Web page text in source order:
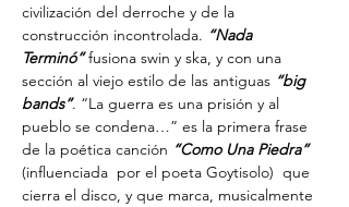
civilización del derroche y de la
construcción incontrolada. “Nada
Terminó” fusiona swin y ska, y con una
sección al viejo estilo de las antiguas “big
bands”. “La guerra es una prisión y al
pueblo se condena…” es la primera frase
de la poética canción “Como Una Piedra”
(influenciada  por el poeta Goytisolo)  que
cierra el disco, y que marca, musicalmente